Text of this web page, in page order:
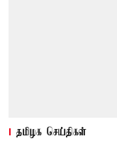
தமிழக செய்திகள்